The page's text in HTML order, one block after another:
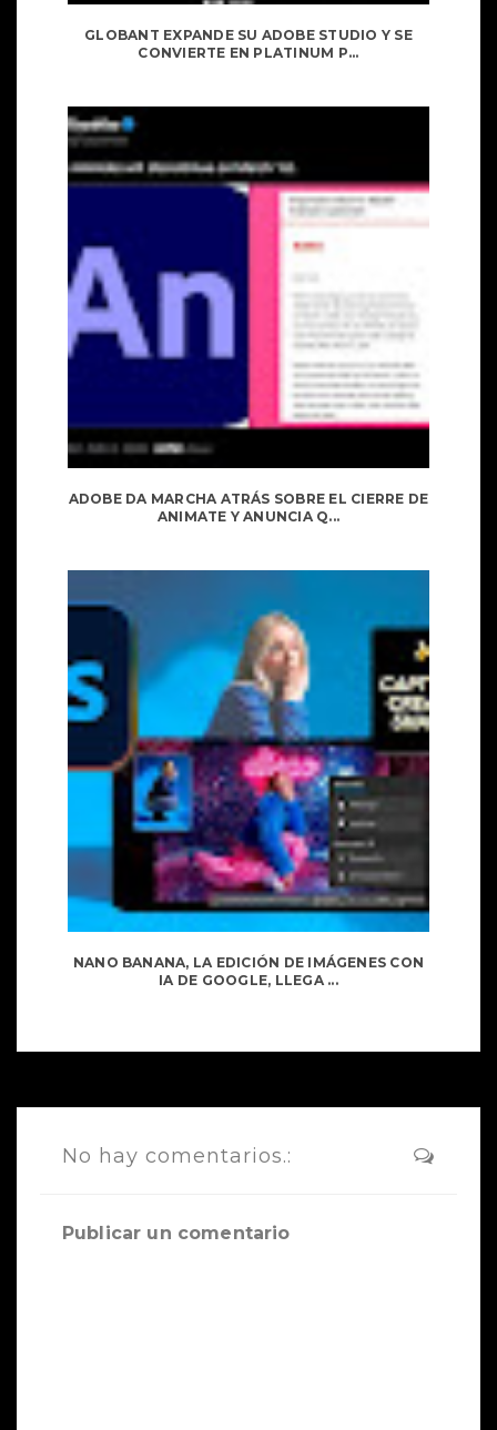
GLOBANT EXPANDE SU ADOBE STUDIO Y SE
CONVIERTE EN PLATINUM P...
ADOBE DA MARCHA ATRÁS SOBRE EL CIERRE DE
ANIMATE Y ANUNCIA Q...
NANO BANANA, LA EDICIÓN DE IMÁGENES CON
IA DE GOOGLE, LLEGA ...
No hay comentarios.:
Publicar un comentario